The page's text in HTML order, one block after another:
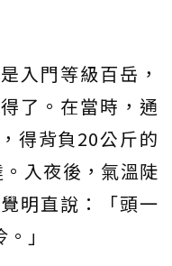
入門等級百岳，
了。在當時，通
得背負20公斤的
入夜後，氣溫陡
明直說：「頭一
」